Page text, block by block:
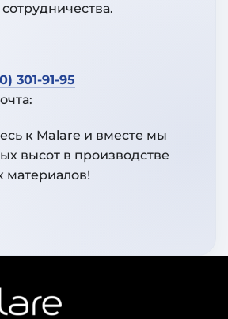
301-91-95
к Malare и вместе мы
высот в производстве
материалов!